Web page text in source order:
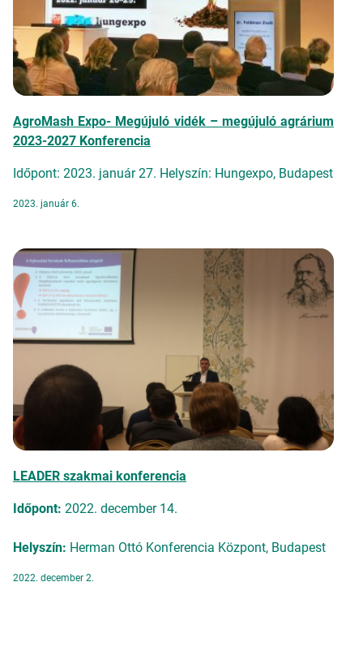
AgroMash Expo- Megújuló vidék – megújuló agrárium
2023-2027 Konferencia
Időpont: 2023. január 27. Helyszín: Hungexpo, Budapest
2023. január 6.
LEADER szakmai konferencia
Időpont: 2022. december 14.
Helyszín: Herman Ottó Konferencia Központ, Budapest
2022. december 2.